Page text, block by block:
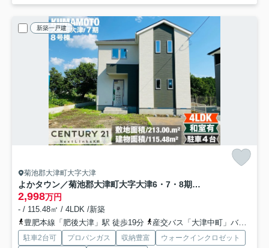
新築一戸建
菊池郡大津町大字大津
よかタウン／菊池郡大津町大字大津6・7・8期／8号棟
2,998万円
- / 115.48㎡ / 4LDK /新築
豊肥本線「肥後大津」駅 徒歩19分
産交バス「大津中町」バス停下車 徒歩5分
駐車2台可 プロパンガス 収納豊富
ウォークインクロゼット